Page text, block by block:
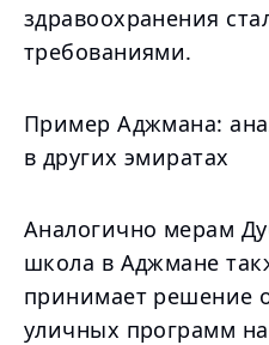
здравоохранения
требованиями.
Пример Аджмана:
в других эмиратах
Аналогично мерам
школа в Аджмане
принимает решение
уличных программ